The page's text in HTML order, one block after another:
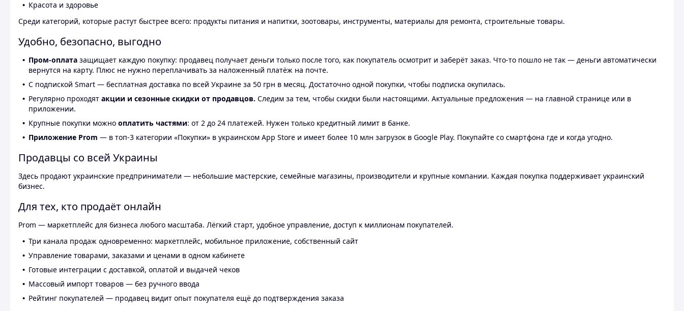
Красота и здоровье
Среди категорий, которые растут быстрее всего: продукты питания и напитки, зоотовары, инструменты, материалы для ремонта, строительные товары.
Удобно, безопасно, выгодно
Пром-оплата защищает каждую покупку: продавец получает деньги только после того, как покупатель осмотрит и заберёт заказ. Что-то пошло не так — деньги автоматически
вернутся на карту. Плюс не нужно переплачивать за наложенный платёж на почте.
С подпиской Smart — бесплатная доставка по всей Украине за 50 грн в месяц. Достаточно одной покупки, чтобы подписка окупилась.
Регулярно проходят акции и сезонные скидки от продавцов. Следим за тем, чтобы скидки были настоящими. Актуальные предложения — на главной странице или в
приложении.
Крупные покупки можно оплатить частями: от 2 до 24 платежей. Нужен только кредитный лимит в банке.
Приложение Prom — в топ-3 категории «Покупки» в украинском App Store и имеет более 10 млн загрузок в Google Play. Покупайте со смартфона где и когда угодно.
Продавцы со всей Украины
Здесь продают украинские предприниматели — небольшие мастерские, семейные магазины, производители и крупные компании. Каждая покупка поддерживает украинский
бизнес.
Для тех, кто продаёт онлайн
Prom — маркетплейс для бизнеса любого масштаба. Лёгкий старт, удобное управление, доступ к миллионам покупателей.
Три канала продаж одновременно: маркетплейс, мобильное приложение, собственный сайт
Управление товарами, заказами и ценами в одном кабинете
Готовые интеграции с доставкой, оплатой и выдачей чеков
Массовый импорт товаров — без ручного ввода
Рейтинг покупателей — продавец видит опыт покупателя ещё до подтверждения заказа